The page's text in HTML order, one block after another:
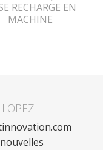
RECHARGE EN
MACHINE